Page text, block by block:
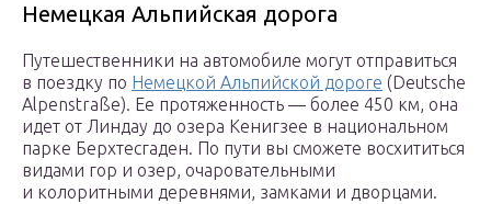
Немецкая Альпийская дорога
Путешественники на автомобиле могут отправиться
в поездку по Немецкой Альпийской дороге (Deutsche
Alpenstraße). Ее протяженность — более 450 км, она
идет от Линдау до озера Кенигзее в национальном
парке Берхтесгаден. По пути вы сможете восхититься
видами гор и озер, очаровательными
и колоритными деревнями, замками и дворцами.